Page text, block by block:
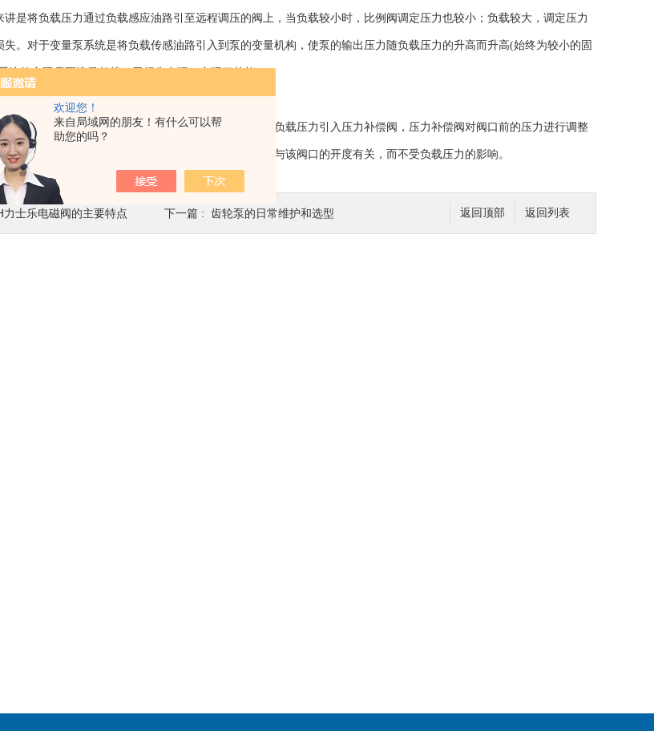
欢迎您！
来自局域网的朋友！有什么可以帮
助您的吗？
将负载压力通过负载感应油路引至远程调压的阀上，当负载较小时，比例阀调定压力也较小；负载较大，调定压力
。对于变量泵系统是将负载传感油路引入到泵的变量机构，使泵的输出压力随负载压力的升高而升高(始终为较小的固
统的实际需要流量相等，无损失出现，实现了节能。
阀的控制性能而采取的一种保证措施。将阀口后的负载压力引入压力补偿阀，压力补偿阀对阀口前的压力进行调整
根据节流口的流量调节特性流经阀口的流量大小就只与该阀口的开度有关，而不受负载压力的影响。
返回列表
返回顶部
力士乐电磁阀的主要特点 下一篇 : 齿轮泵的日常维护和选型